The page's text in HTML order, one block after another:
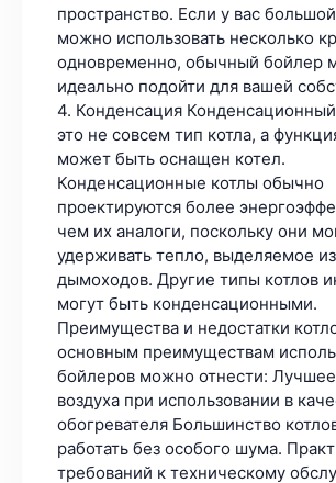
пространство. Если у вас
можно использовать несколько
одновременно, обычный бойлер
идеально подойти для вашей
4. Конденсация
это не совсем тип котла, а
может быть оснащен котел.
Конденсационные котлы обычно
проектируются более
чем их аналоги, поскольку они
удерживать тепло, выделяемое из
дымоходов. Другие типы котлов
могут быть конденсационными.
Преимущества и недостатки
основным преимуществам
бойлеров можно отнести: Лучшее
воздуха при использовании в
обогревателя Большинство
работать без особого шума.
требований к техническому